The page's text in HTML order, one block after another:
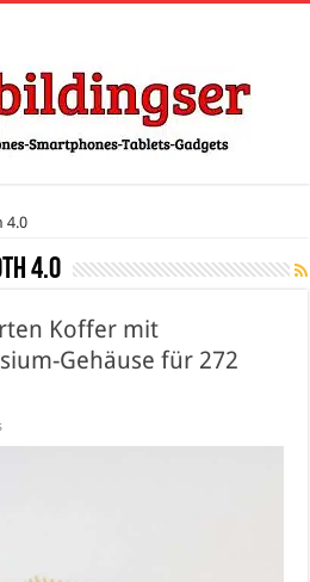
4.0
4.0
Koffer mit
Gehäuse für 272